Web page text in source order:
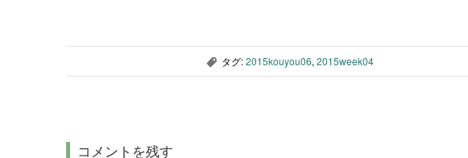
, タグ:2015kouyou06, 2015week04
コメントを残す